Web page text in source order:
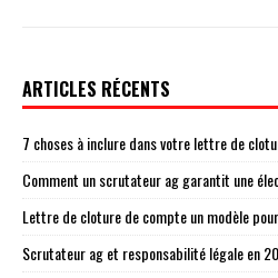
ARTICLES RÉCENTS
7 choses à inclure dans votre lettre de
Comment un scrutateur ag garantit une
Lettre de cloture de compte un modèle
Scrutateur ag et responsabilité légale en